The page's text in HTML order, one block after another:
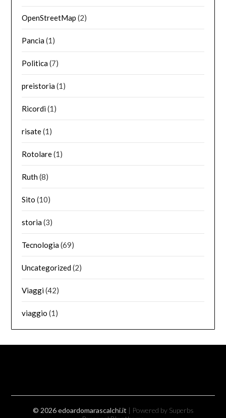
OpenStreetMap (2)
Pancia(1)
Politica(7)
preistoria(1)
Ricordi(1)
risate(1)
Rotolare(1)
Ruth(8)
Sito (10)
storia(3)
Tecnologia(69)
Uncategorized(2)
Viaggi(42)
viaggio (1)
© 2026 edoardomarascalchi.it | Powered by Superbs